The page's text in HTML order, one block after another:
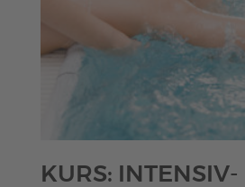
KURS: INTENSIV-